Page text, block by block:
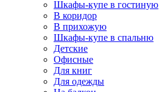
Шкафы-купе в гостиную
В коридор
В прихожую
Шкафы-купе в спальню
Детские
Офисные
Для книг
Для одежды